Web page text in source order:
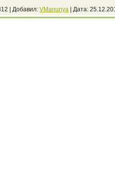
| Добавил: VManunya | Дата: